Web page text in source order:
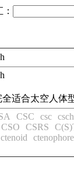
适合太空人体
CSC csc csch
CSO CSRS
ctenoid ctenophore